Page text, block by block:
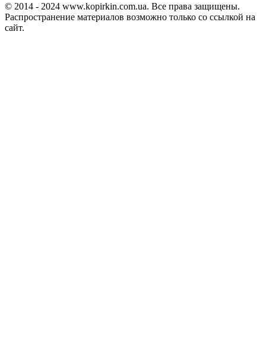
© 2014 - 2024 www.kopirkin.com.ua. Все права защищены.
Распространение материалов возможно только со ссылкой на
сайт.